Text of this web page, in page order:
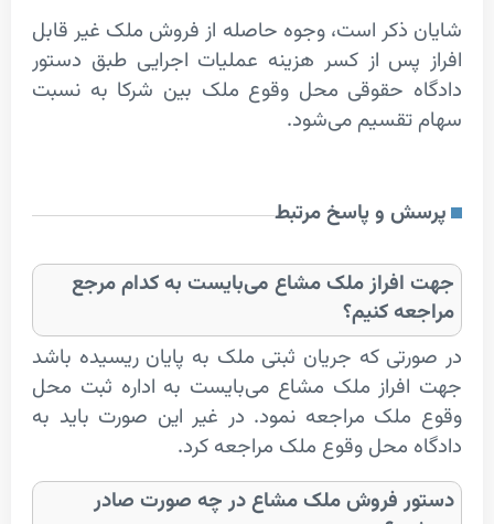
است، وجوه حاصله از فروش ملک غیر قابل
از کسر هزینه عملیات اجرایی طبق دستور
حقوقی محل وقوع ملک بین شرکا به نسبت
می‌شود.
و پاسخ مرتبط
ملک مشاع می‌بایست به کدام مرجع
کنیم؟
که جریان ثبتی ملک به پایان ریسیده باشد
ملک مشاع می‌بایست به اداره ثبت محل
مراجعه نمود. در غیر این صورت باید به
محل وقوع ملک مراجعه کرد.
فروش ملک مشاع در چه صورت صادر